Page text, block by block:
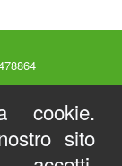
-Condizioni d'Uso
Tutti i diritti riservati
cookie.
sito